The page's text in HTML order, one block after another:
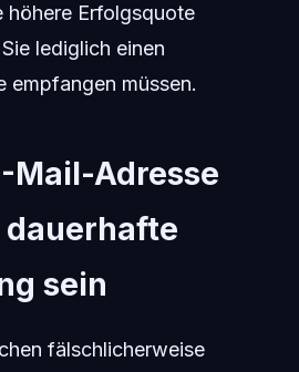
höhere Erfolgsquote
lediglich einen
empfangen müssen.
Mail-Adresse
sein
fälschlicherweise